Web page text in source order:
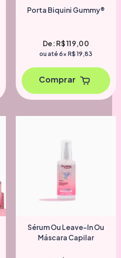
Porta Biquini Gummy®
De: R$ 119,00
ou até 6x R$ 19,83
Comprar
Sérum Ou Leave-In Ou
Máscara Capilar